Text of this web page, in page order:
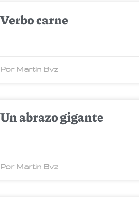
Verbo carne
Por Martin Bvz
Un abrazo gigante
Por Martin Bvz